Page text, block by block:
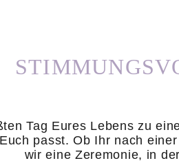
Tag Eures Lebens zu
passt. Ob Ihr nach
wir eine Zeremonie, in